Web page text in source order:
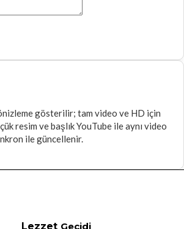
gösterilir; tam video ve HD için
resim ve başlık YouTube ile aynı video
ile güncellenir.
Lezzet Geçidi